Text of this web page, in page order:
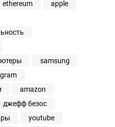
ethereum
apple
samsung
amazon
джефф безос
youtube